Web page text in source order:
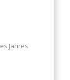
Jahres